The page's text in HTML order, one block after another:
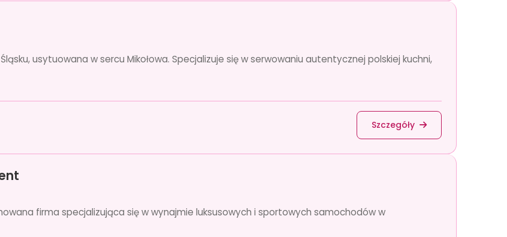
usytuowana w sercu Mikołowa. Specjalizuje się w serwowaniu autentycznej polskiej kuchni,
Szczegóły
firma specjalizująca się w wynajmie luksusowych i sportowych samochodów w